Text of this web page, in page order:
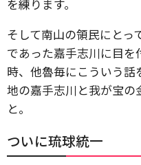
を練ります。
そして南山の領民にとっ
であった嘉手志川に目を
時、他魯毎にこういう話
地の嘉手志川と我が宝の
と。
ついに琉球統一